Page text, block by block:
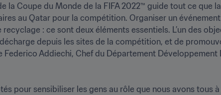
la Coupe du Monde de la FIFA 2022™ guide tout ce que
au Qatar pour la compétition. Organiser un
: ce sont deux éléments essentiels. L’un des
depuis les sites de la compétition, et de
Addiechi, Chef du Département
pour sensibiliser les gens au rôle que nous avons tous